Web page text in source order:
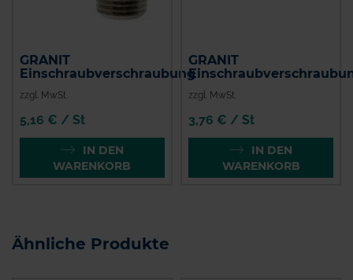
GRANIT
Einschraubverschraubung
zzgl. MwSt.
5,16 € / St
IN DEN
WARENKORB
GRANIT
zzgl. MwSt.
3,76 € / St
IN DEN
WARENKORB
Ähnliche Produkte